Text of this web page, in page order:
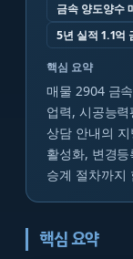
금속 양도양수
5년 실적 1.1억
핵심 요약
매물 2904 금
업력, 시공능
상담 안내의
활성화, 변경등
승계 절차까지
핵심 요약